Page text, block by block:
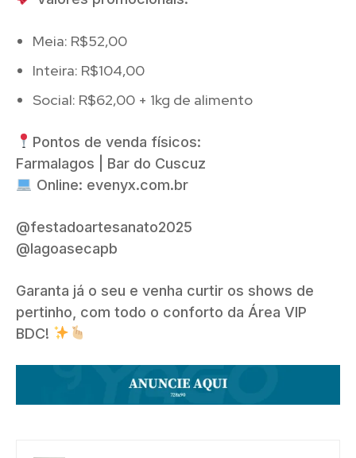
Meia: R$52,00
Inteira: R$104,00
Social: R$62,00 + 1kg de alimento
Pontos de venda físicos:
Farmalagos | Bar do Cuscuz
Online: evenyx.com.br
@festadoartesanato2025
@lagoasecapb
Garanta já o seu e venha curtir os shows de
pertinho, com todo o conforto da Área VIP
BDC!